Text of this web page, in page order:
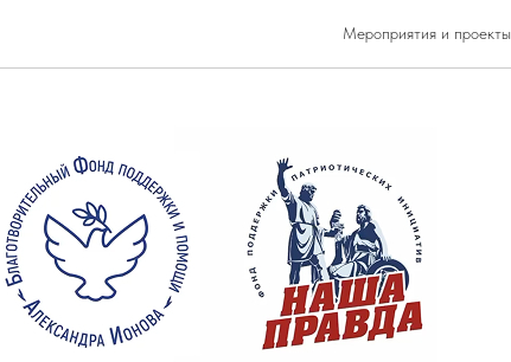
Мероприятия и проекты
ДНР, Донецк. День 1-й